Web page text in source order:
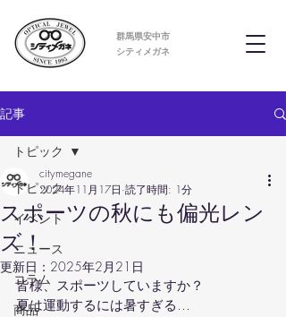
群馬県安中市
​シティメガネ
記事
トピック
イベント
ニュース
コラム
商品
トピック
スポーツの秋にも偏光レン
ズ！
citymegane
2024年11月17日 読了時間: 1分
更新日： 2025年2月21日
皆様、スポーツしていますか？
夏は運動するには暑すぎる…